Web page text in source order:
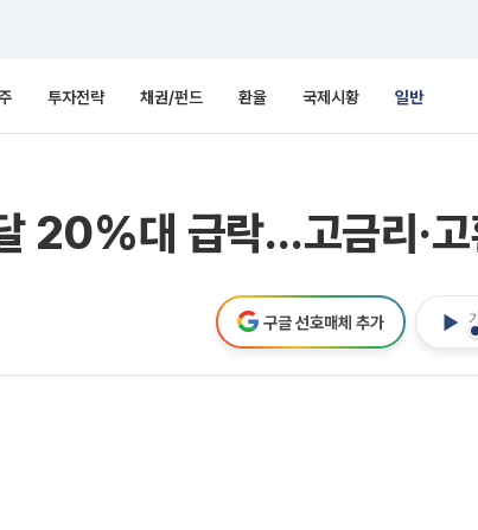
투자전략 채권/펀드 환율 국제시황 일반
20%대 급락…고금리·고
구글 선호매체 추가